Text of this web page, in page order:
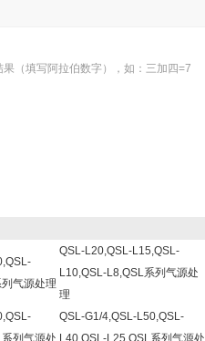
果（填写阿拉伯数字），如：三加四=7
气源处理
QSL-L20,QSL-L15,QSL-
L10,QSL-L8,QSL系列气源处
理
系列气源处
QSL-G1/4,QSL-L50,QSL-
L40,QSL-L25,QSL系列气源处